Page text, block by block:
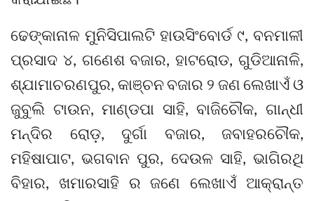
ଢେଙ୍କାନାଳ ମୁନିସିପାଲଟି ହାଉସିଂବୋର୍ଡ ୯, ବନମାଳୀ
ପ୍ରସାଦ ୪, ଗଣେଶ ବଜାର, ହାଟରୋଡ, ଗୁଡିଆନାଳି,
ଶ୍ଯାମାଚରଣପୁର, କାଞ୍ଚନ ବଜାର ୨ ଜଣ ଲେଖାଏଁ ଓ
ଜୁବୁଲି ଟାଉନ, ମାଣ୍ଡପା ସାହି, ବାଜିଚୌକ, ଗାନ୍ଧୀ
ମନ୍ଦିର ରୋଡ଼, ଦୁର୍ଗା ବଜାର, ଜବାହରଚୌକ,
ମହିଷାପାଟ, ଭଗବାନ ପୁର, ଦେଉଳ ସାହି, ଭାଗିରଥି
ବିହାର, ଖମାରସାହି ର ଜଣେ ଲେଖାଏଁ ଆକ୍ରାନ୍ତ